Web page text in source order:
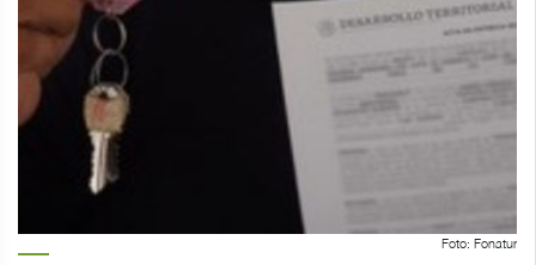
Foto: Fonatur